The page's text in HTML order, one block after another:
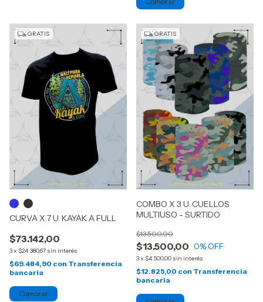
GRATIS
CURVA X 7 U. KAYAK A FULL
$73.142,00
3x $24.380,67 sin interés
$69.484,90 con Transferencia
bancaria
Comprar
GRATIS
COMBO X 3 U. CUELLOS
MULTIUSO - SURTIDO
$13.500,00
$13.500,00
0% OFF
3x $4.500,00 sin interés
$12.825,00 con Transferencia
bancaria